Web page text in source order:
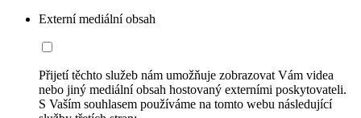
Externí mediální obsah
Přijetí těchto služeb nám umožňuje zobrazovat Vám videa
nebo jiný mediální obsah hostovaný externími poskytovateli.
S Vaším souhlasem používáme na tomto webu následující